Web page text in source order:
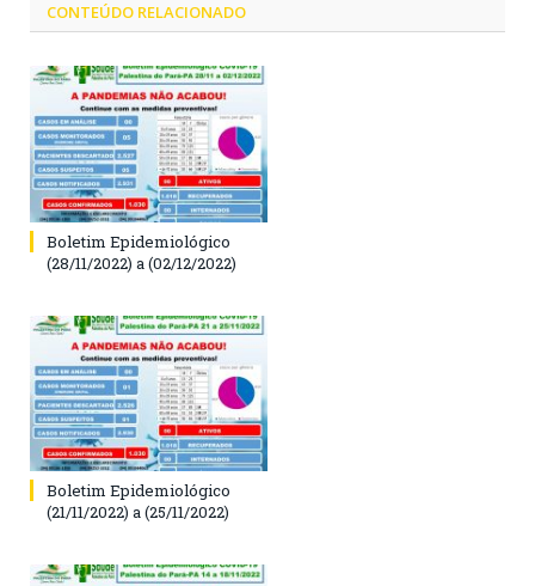
CONTEÚDO RELACIONADO
Boletim Epidemiológico
(28/11/2022) a (02/12/2022)
Boletim Epidemiológico
(21/11/2022) a (25/11/2022)